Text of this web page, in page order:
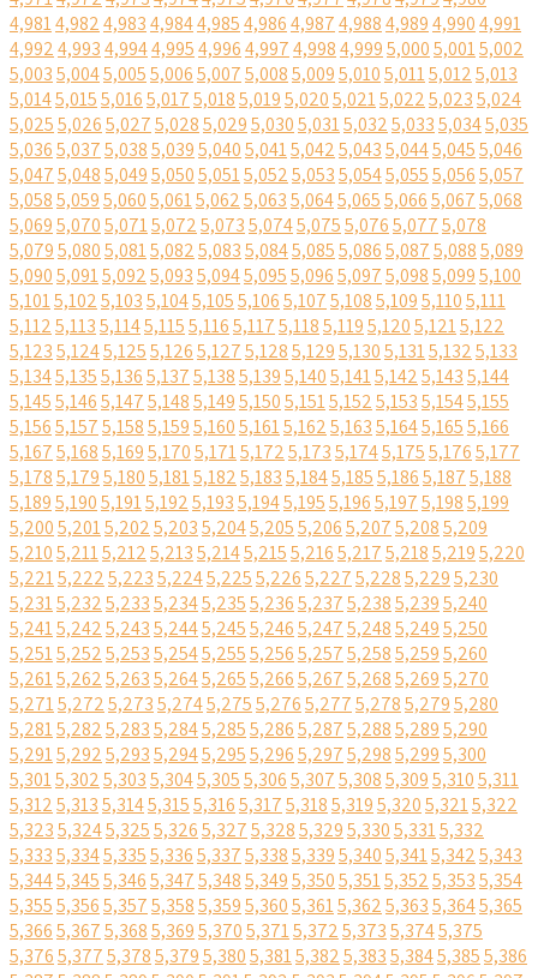
4,9814,9824,9834,9844,9854,9864,9874,9884,9894,9904,991
4,9924,9934,9944,9954,9964,9974,9984,9995,0005,0015,002
5,0035,0045,0055,0065,0075,0085,0095,0105,0115,0125,013
5,0145,0155,0165,0175,0185,0195,0205,0215,0225,0235,024
5,0255,0265,0275,0285,0295,0305,0315,0325,0335,0345,035
5,0365,0375,0385,0395,0405,0415,0425,0435,0445,0455,046
5,0475,0485,0495,0505,0515,0525,0535,0545,0555,0565,057
5,0585,0595,0605,0615,0625,0635,0645,0655,0665,0675,068
5,0695,0705,0715,0725,0735,0745,0755,0765,0775,078
5,0795,0805,0815,0825,0835,0845,0855,0865,0875,0885,089
5,0905,0915,0925,0935,0945,0955,0965,0975,0985,0995,100
5,1015,1025,1035,1045,1055,1065,1075,1085,1095,1105,111
5,1125,1135,1145,1155,1165,1175,1185,1195,1205,1215,122
5,1235,1245,1255,1265,1275,1285,1295,1305,1315,1325,133
5,1345,1355,1365,1375,1385,1395,1405,1415,1425,1435,144
5,1455,1465,1475,1485,1495,1505,1515,1525,1535,1545,155
5,1565,1575,1585,1595,1605,1615,1625,1635,1645,1655,166
5,1675,1685,1695,1705,1715,1725,1735,1745,1755,1765,177
5,1785,1795,1805,1815,1825,1835,1845,1855,1865,1875,188
5,1895,1905,1915,1925,1935,1945,1955,1965,1975,1985,199
5,2005,2015,2025,2035,2045,2055,2065,2075,2085,209
5,2105,2115,2125,2135,2145,2155,2165,2175,2185,2195,220
5,2215,2225,2235,2245,2255,2265,2275,2285,2295,230
5,2315,2325,2335,2345,2355,2365,2375,2385,2395,240
5,2415,2425,2435,2445,2455,2465,2475,2485,2495,250
5,2515,2525,2535,2545,2555,2565,2575,2585,2595,260
5,2615,2625,2635,2645,2655,2665,2675,2685,2695,270
5,2715,2725,2735,2745,2755,2765,2775,2785,2795,280
5,2815,2825,2835,2845,2855,2865,2875,2885,2895,290
5,2915,2925,2935,2945,2955,2965,2975,2985,2995,300
5,3015,3025,3035,3045,3055,3065,3075,3085,3095,3105,311
5,3125,3135,3145,3155,3165,3175,3185,3195,3205,3215,322
5,3235,3245,3255,3265,3275,3285,3295,3305,3315,332
5,3335,3345,3355,3365,3375,3385,3395,3405,3415,3425,343
5,3445,3455,3465,3475,3485,3495,3505,3515,3525,3535,354
5,3555,3565,3575,3585,3595,3605,3615,3625,3635,3645,365
5,3665,3675,3685,3695,3705,3715,3725,3735,3745,375
5,3765,3775,3785,3795,3805,3815,3825,3835,3845,3855,386